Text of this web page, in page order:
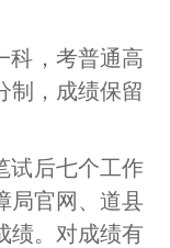
科，考普通高
制，成绩保留
试后七个工作
局官网、道县
绩。对成绩有